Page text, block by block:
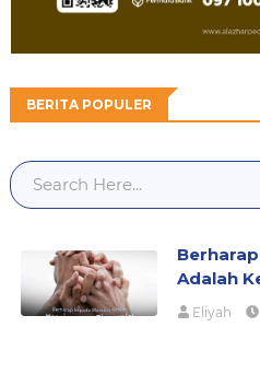
BERITA POPULER
Adalah
Eliyah